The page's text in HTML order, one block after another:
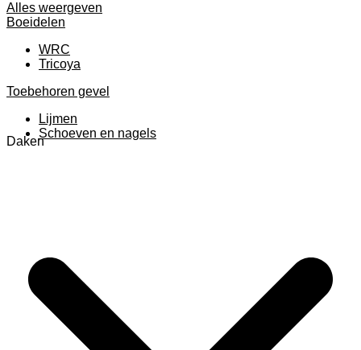
Alles weergeven
Boeidelen
WRC
Tricoya
Toebehoren gevel
Lijmen
Schoeven en nagels
Daken